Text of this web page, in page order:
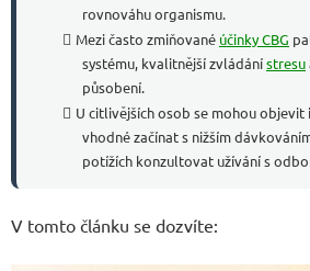
rovnováhu organismu.
Mezi často zmiňované účinky CBG
systému, kvalitnější zvládánístresu
působení.
U citlivějších osob se mohou
vhodné začínat s nižším
potížích konzultovat užívání s
V tomto článku se dozvíte: